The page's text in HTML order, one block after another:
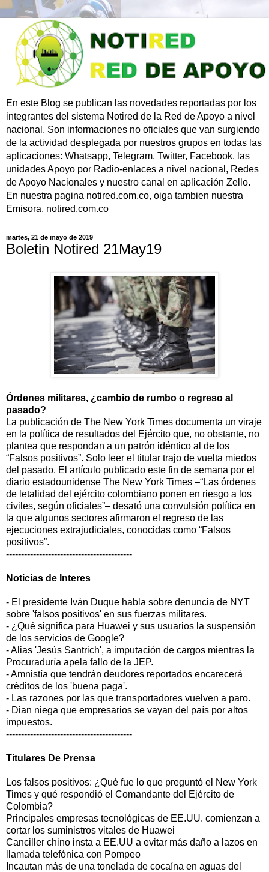
En este Blog se publican las novedades reportadas por los
integrantes del sistema Notired de la Red de Apoyo a nivel
nacional. Son informaciones no oficiales que van surgiendo
de la actividad desplegada por nuestros grupos en todas las
aplicaciones: Whatsapp, Telegram, Twitter, Facebook, las
unidades Apoyo por Radio-enlaces a nivel nacional, Redes
de Apoyo Nacionales y nuestro canal en aplicación Zello.
En nuestra pagina notired.com.co, oiga tambien nuestra
Emisora. notired.com.co
martes, 21 de mayo de 2019
Boletin Notired 21May19
Órdenes militares, ¿cambio de rumbo o regreso al
pasado?
La publicación de The New York Times documenta un viraje
en la política de resultados del Ejército que, no obstante, no
plantea que respondan a un patrón idéntico al de los
“Falsos positivos”. Solo leer el titular trajo de vuelta miedos
del pasado. El artículo publicado este fin de semana por el
diario estadounidense The New York Times –“Las órdenes
de letalidad del ejército colombiano ponen en riesgo a los
civiles, según oficiales”– desató una convulsión política en
la que algunos sectores afirmaron el regreso de las
ejecuciones extrajudiciales, conocidas como “Falsos
positivos”.
------------------------------------------
Noticias de Interes
- El presidente Iván Duque habla sobre denuncia de NYT
sobre 'falsos positivos' en sus fuerzas militares.
- ¿Qué significa para Huawei y sus usuarios la suspensión
de los servicios de Google?
- Alias 'Jesús Santrich', a imputación de cargos mientras la
Procuraduría apela fallo de la JEP.
- Amnistía que tendrán deudores reportados encarecerá
créditos de los 'buena paga'.
- Las razones por las que transportadores vuelven a paro.
- Dian niega que empresarios se vayan del país por altos
impuestos.
------------------------------------------
Titulares De Prensa
Los falsos positivos: ¿Qué fue lo que preguntó el New York
Times y qué respondió el Comandante del Ejército de
Colombia?
Principales empresas tecnológicas de EE.UU. comienzan a
cortar los suministros vitales de Huawei
Canciller chino insta a EE.UU a evitar más daño a lazos en
llamada telefónica con Pompeo
Incautan más de una tonelada de cocaína en aguas del